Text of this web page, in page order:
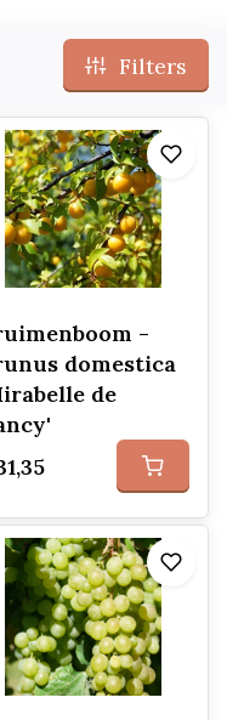
Filters
-
domestica
de